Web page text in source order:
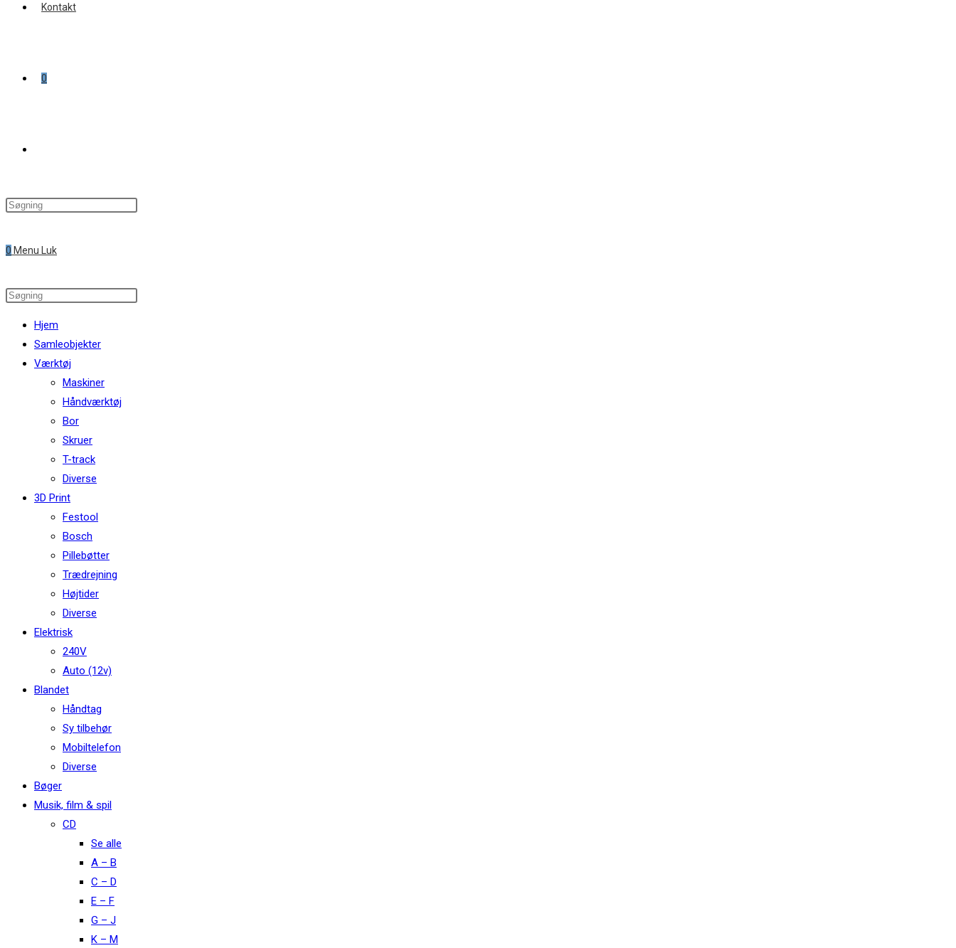
Kontakt
0
search
0 Menu Luk
Search
website
Hjem
Samleobjekter
Værktøj
Maskiner
Håndværktøj
Bor
Skruer
T-track
Diverse
3D Print
Festool
Bosch
Pillebøtter
Trædrejning
Højtider
Diverse
Elektrisk
240V
Auto (12v)
Blandet
Håndtag
Sy tilbehør
Mobiltelefon
Diverse
Bøger
Musik, film & spil
CD
Se alle
A – B
C – D
E – F
G – J
K – M